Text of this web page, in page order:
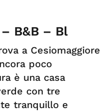
B&B – Bl
a Cesiomaggiore
poco
è una casa
con tre
tranquillo e